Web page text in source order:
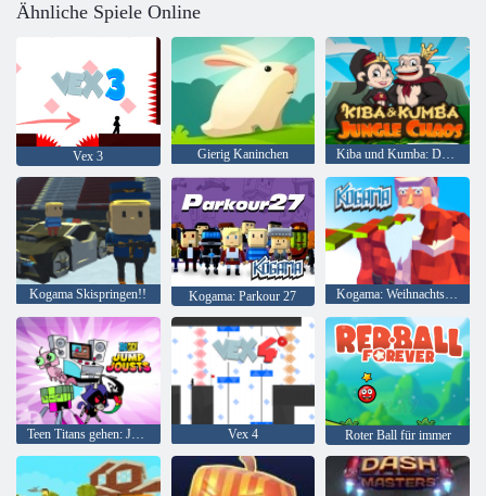
Ähnliche Spiele Online
Vex 3 Gierig Kaninchen Kiba und Kumba: Dschungelchaos
Kogama Skispringen!! Kogama: Parkour 27 Kogama: Weihnachtsparkour
Teen Titans gehen: Jump Joss Vex 4 Roter Ball für immer